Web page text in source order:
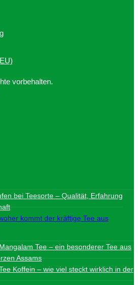
vorbehalten.
bei Teesorte – Qualität, Erfahrung
kommt der kräftige Tee aus
Tee – ein besonderer Tee aus
Assams
Koffein – wie viel steckt wirklich in der